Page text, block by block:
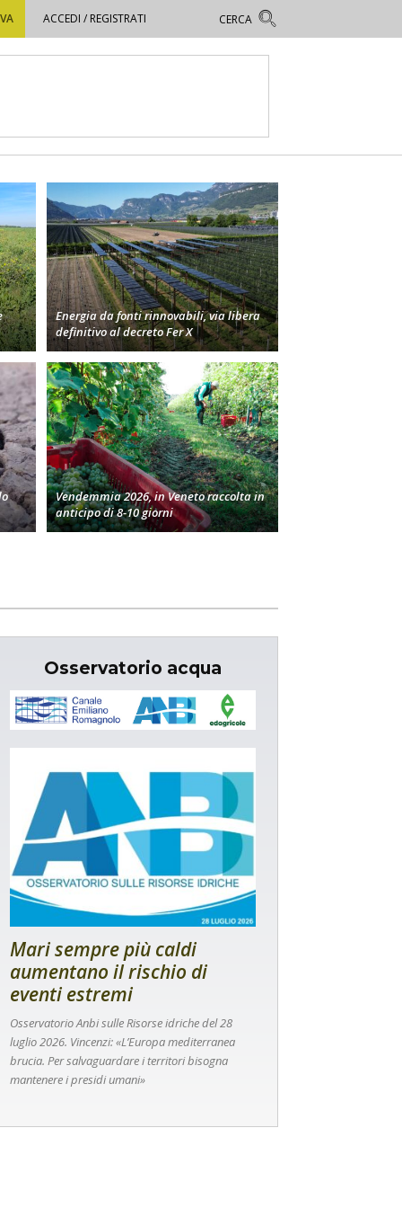
ACCEDI / REGISTRATI
Energia da fonti rinnovabili, via libera
definitivo al decreto Fer X
Vendemmia 2026, in Veneto raccolta in
anticipo di 8-10 giorni
Osservatorio acqua
Mari sempre più caldi
aumentano il rischio di
eventi estremi
Osservatorio Anbi sulle Risorse idriche del 28
luglio 2026. Vincenzi: «L’Europa mediterranea
brucia. Per salvaguardare i territori bisogna
mantenere i presidi umani»